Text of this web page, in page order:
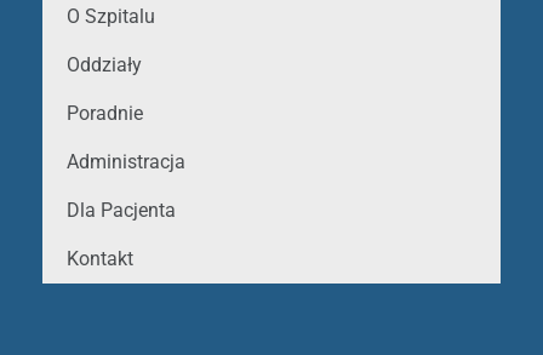
O Szpitalu
Oddziały
Poradnie
Administracja
Dla Pacjenta
Kontakt